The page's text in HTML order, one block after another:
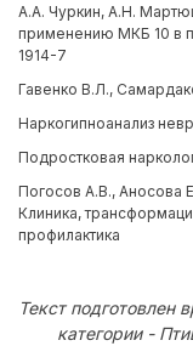
А.А. Чуркин, А.Н.
применению МКБ 10 в
1914-7
Гавенко В.Л.,
Наркогипноанализ
Подростковая
Погосов А.В., Аносова
Клиника,
профилактика
Текст
категории -